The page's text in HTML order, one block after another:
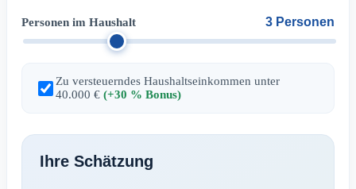
Personen im Haushalt 3 Personen
Zu versteuerndes Haushaltseinkommen unter
40.000 € (+30 % Bonus)
Ihre Schätzung